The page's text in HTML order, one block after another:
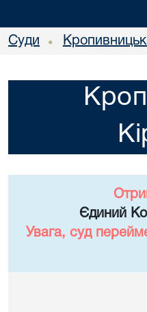
Суди •
Єдиний
Увага, суд